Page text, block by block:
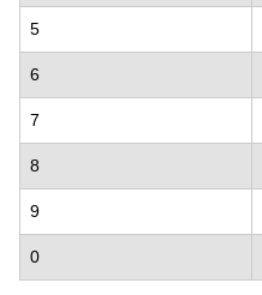
5
6
7
8
9
0